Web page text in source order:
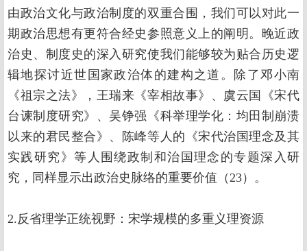
由政治文化与政治制度的双重合围，我们可以对此一
期政治思想有更符合经史参照意义上的阐明。晚近政
治史、制度史的深入研究使我们能够较为贴合历史逻
辑地探讨近世国家政治体的建构之道。除了邓小南
《祖宗之法》，王瑞来《宰相故事》、虞云国《宋代
台谏制度研究》、吴铮强《科举理学化：均田制崩溃
以来的君民整合》、陈峰等人的《宋代治国理念及其
实践研究》等人围绕政制和治国理念的专题深入研
究，同样显示出政治史脉络的重要价值（23）。
2.反省理学正统视野：宋学规模的多重义理资源